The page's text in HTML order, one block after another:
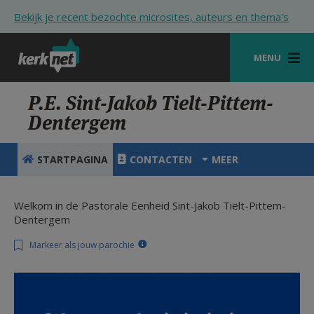
Bekijk je recent bezochte microsites, auteurs en thema's
MENU
STARTPAGINA
KERK
VIERINGEN
ZOEKEN
HULP
STARTPAGINA PORTAAL
P.E. Sint-Jakob Tielt-Pittem-
Dentergem
STARTPAGINA CONTACTEN MEER
Welkom in de Pastorale Eenheid Sint-Jakob Tielt-Pittem-
Dentergem
Markeer als jouw parochie